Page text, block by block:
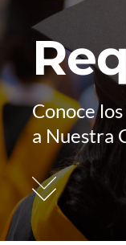
Conoce
a Nuestra